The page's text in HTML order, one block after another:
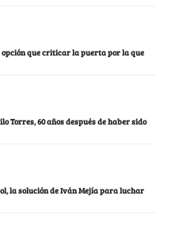
opción que criticar la puerta por la que
Torres, 60 años después de haber sido
la solución de Iván Mejía para luchar